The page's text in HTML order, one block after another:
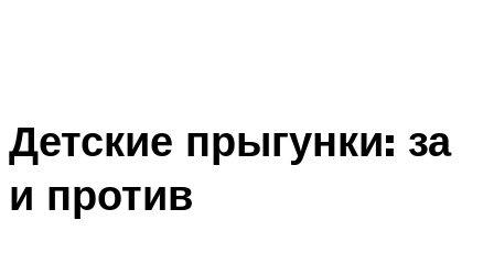
Детские прыгунки: за
и против